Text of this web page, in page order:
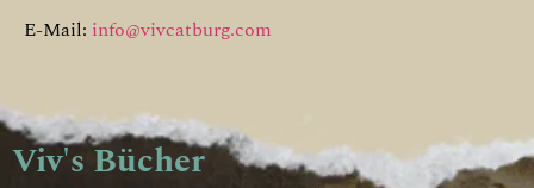
E-Mail: info@vivcatburg.com
Viv's Bücher